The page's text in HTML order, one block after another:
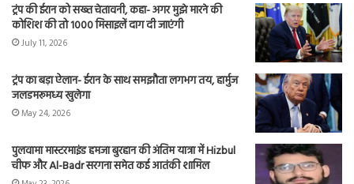
ट्रंप की ईरान को सख्त चेतावनी, कहा- अगर मुझे मारने की
कोशिश की तो 1000 मिसाइलें दाग दी जाएंगी
July 11, 2026
ट्रंप का बड़ा ऐलान- ईरान के साथ समझौता लगभग तय, हार्मुज
जलडमरूमध्य खुलेगा
May 24, 2026
पुलवामा मास्टरमाइंड हमजा बुरहान की अंतिम यात्रा में Hizbul
चीफ और Al-Badr सरगना समेत कई आतंकी शामिल